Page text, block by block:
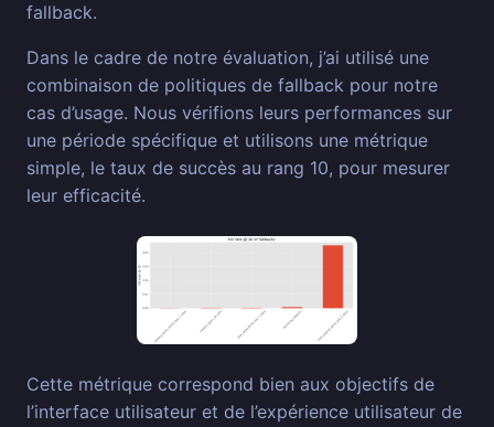
fallback.
Dans le cadre de notre évaluation, j’ai utilisé une
combinaison de politiques de fallback pour notre
cas d’usage. Nous vérifions leurs performances sur
une période spécifique et utilisons une métrique
simple, le taux de succès au rang 10, pour mesurer
leur efficacité.
Cette métrique correspond bien aux objectifs de
l’interface utilisateur et de l’expérience utilisateur de